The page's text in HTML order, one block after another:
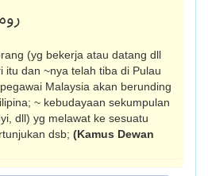
(yg bekerja atau datang dll
itu dan ~nya telah tiba di Pulau
Malaysia akan be­runding
~ kebudayaan sekumpulan
dll) yg melawat ke sesuatu
dsb; (Kamus Dewan